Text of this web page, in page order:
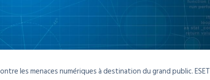
les menaces numériques à destination du grand public. ESET